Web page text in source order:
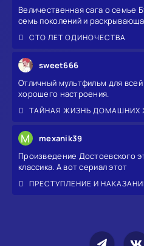
Величественная сага о семье
семь поколений и
СТО ЛЕТ ОДИНОЧЕСТВА
sweet666
Отличный мультфильм для
хорошего настроения.
ТАЙНАЯ ЖИЗНЬ ДОМАШНИХ
M mexanik39
Произведение Достоевского
классика. А вот сериал этот
ПРЕСТУПЛЕНИЕ И